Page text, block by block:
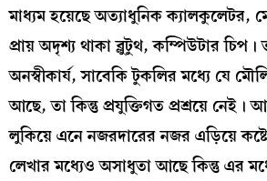
মাধ্যম হয়েছে অত্যাধুনিক ক্যালকুলেটর,
প্রায় অদৃশ্য থাকা ব্লুটুথ, কম্পিউটার
অনস্বীকার্য, সাবেকি টুকলির মধ্যে যে
আছে, তা কিন্তু প্রযুক্তিগত প্রশ্রয়ে নেই।
লুকিয়ে এনে নজরদারের নজর এড়িয়ে
লেখার মধ্যেও অসাধুতা আছে কিন্তু এর